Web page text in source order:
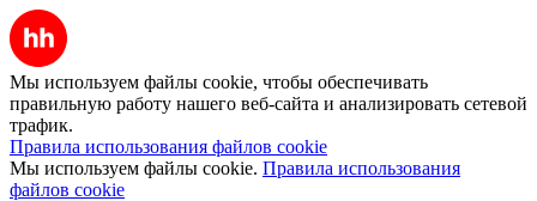
Мы используем файлы cookie, чтобы обеспечивать
правильную работу нашего веб-сайта и анализировать сетевой
трафик.
Правила использования файлов cookie
Мы используем файлы cookie. Правила использования
файлов cookie